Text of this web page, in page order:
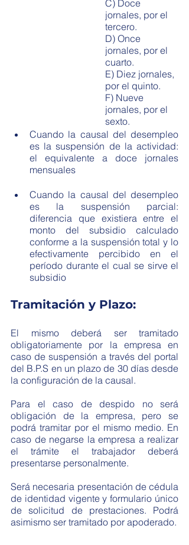
C) Doce
jornales, por el
tercero.
D) Once
jornales, por el
cuarto.
E) Diez jornales,
por el quinto.
F) Nueve
jornales, por el
sexto.
Cuando la causal del desempleo
es la suspensión de la actividad:
el equivalente a doce jornales
mensuales
Cuando la causal del desempleo
es la suspensión parcial:
diferencia que existiera entre el
monto del subsidio calculado
conforme a la suspensión total y lo
efectivamente percibido en el
período durante el cual se sirve el
subsidio
Tramitación y Plazo:
El mismo deberá ser tramitado
obligatoriamente por la empresa en
caso de suspensión a través del portal
del B.P.S en un plazo de 30 días desde
la configuración de la causal.
Para el caso de despido no será
obligación de la empresa, pero se
podrá tramitar por el mismo medio. En
caso de negarse la empresa a realizar
el trámite el trabajador deberá
presentarse personalmente.
Será necesaria presentación de cédula
de identidad vigente y formulario único
de solicitud de prestaciones. Podrá